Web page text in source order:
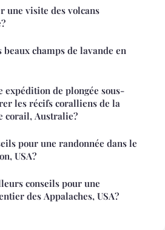
une visite des volcans
champs de lavande en
expédition de plongée sous-
les récifs coralliens de la
corail, Australie?
pour une randonnée dans le
USA?
conseils pour une
des Appalaches, USA?